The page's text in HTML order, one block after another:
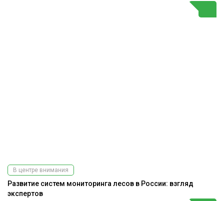
В центре внимания
Развитие систем мониторинга лесов в России: взгляд
экспертов